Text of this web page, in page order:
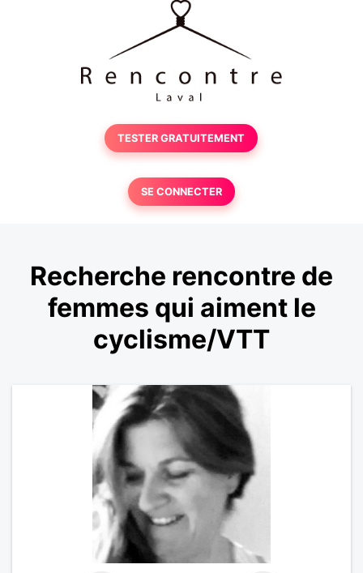
TESTER GRATUITEMENT
SE CONNECTER
Recherche rencontre de
femmes qui aiment le
cyclisme/VTT